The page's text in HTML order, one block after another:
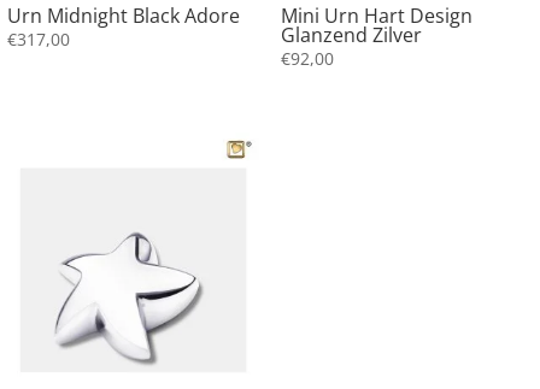
Urn Midnight Black Adore
€317,00
Mini Urn Hart Design
Glanzend Zilver
€92,00